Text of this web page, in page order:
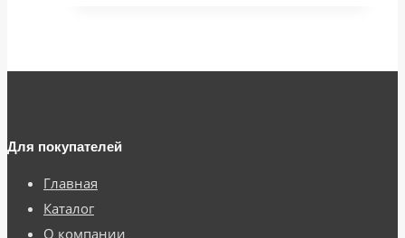
Для покупателей
Главная
Каталог
О компании